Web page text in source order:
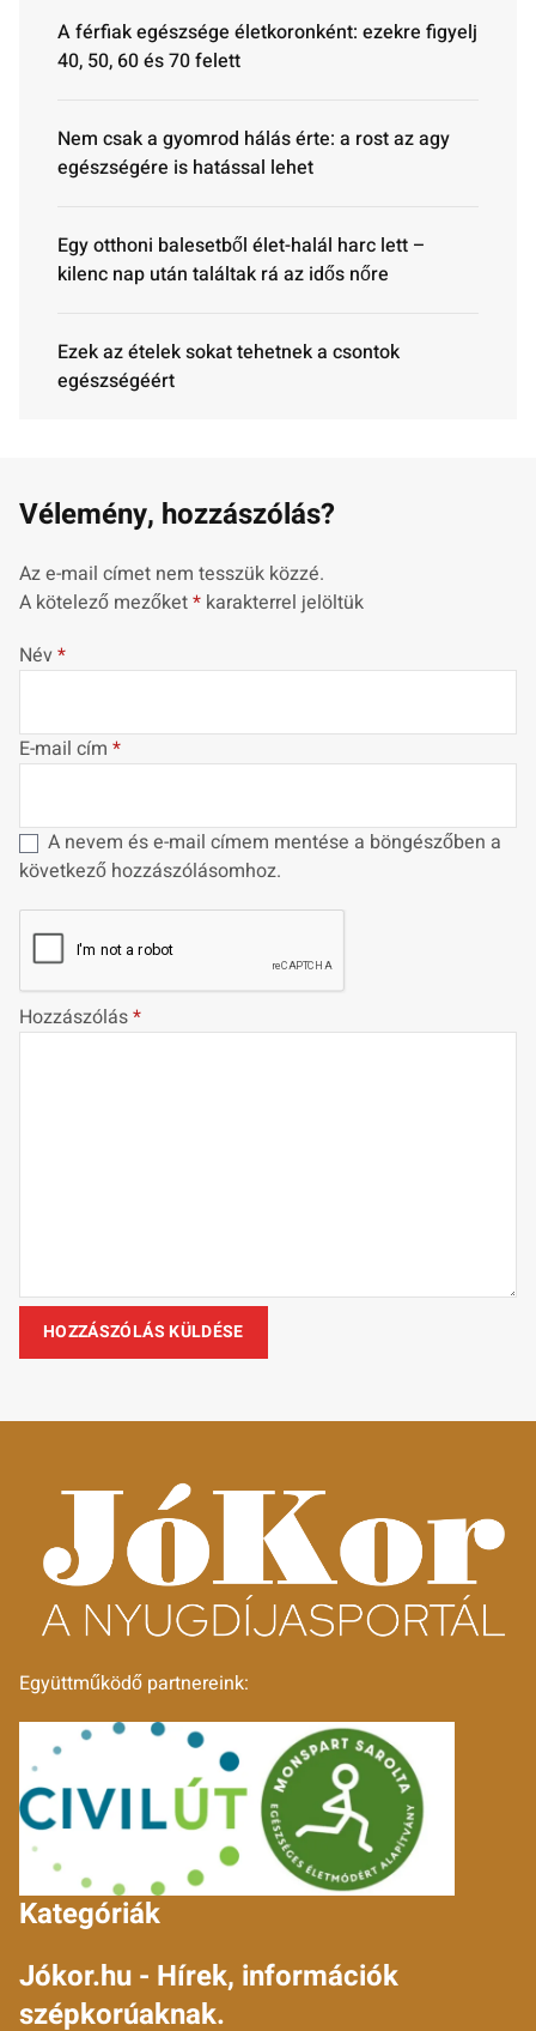
A férfiak egészsége életkoronként: ezekre figyelj
40, 50, 60 és 70 felett
Nem csak a gyomrod hálás érte: a rost az agy
egészségére is hatással lehet
Egy otthoni balesetből élet-halál harc lett –
kilenc nap után találtak rá az idős nőre
Ezek az ételek sokat tehetnek a csontok
egészségéért
Vélemény, hozzászólás?
Az e-mail címet nem tesszük közzé.
A kötelező mezőket* karakterrel jelöltük
Név*
E-mail cím *
A nevem és e-mail címem mentése a böngészőben a
következő hozzászólásomhoz.
Hozzászólás*
Együttműködő partnereink:
Kategóriák
Jókor.hu - Hírek, információk
szépkorúaknak.